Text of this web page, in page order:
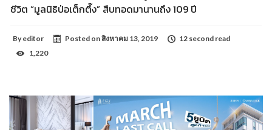
ชีวิต “มูลนิธิป่อเต็กตึ๊ง” สืบทอดมานานถึง 109 ปี
By editor Posted onสิงหาคม 13, 2019
12 second read
1,220